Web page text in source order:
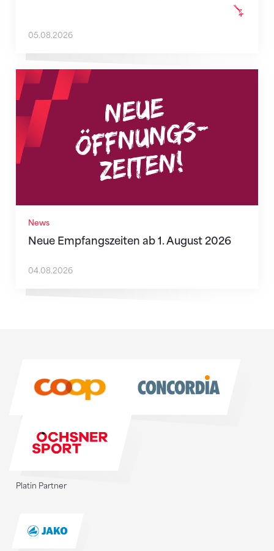
05.08.2026
News
Neue Empfangszeiten ab 1. August 2026
Neue Empfangszeiten ab 1. August 2026
04.08.2026
Platin Partner